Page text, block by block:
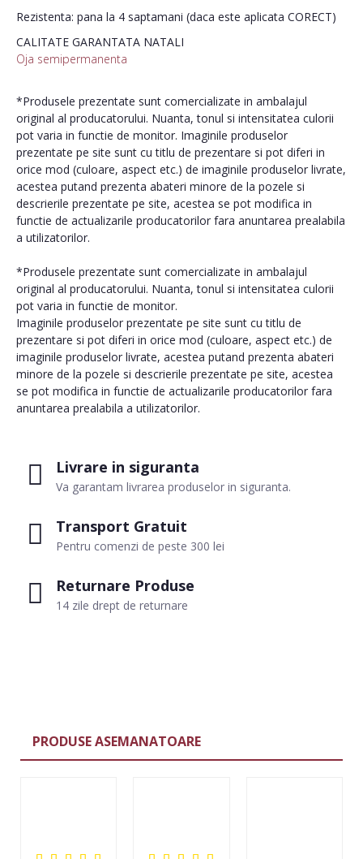
Livrare in siguranta
Va garantam livrarea produselor in siguranta.
Transport Gratuit
Pentru comenzi de peste 300 lei
Returnare Produse
14 zile drept de returnare
Rezistenta: pana la 4 saptamani (daca este aplicata CORECT)
CALITATE GARANTATA NATALI
Oja semipermanenta
*Produsele prezentate sunt comercializate in ambalajul
original al producatorului. Nuanta, tonul si intensitatea culorii
pot varia in functie de monitor. Imaginile produselor
prezentate pe site sunt cu titlu de prezentare si pot diferi in
orice mod (culoare, aspect etc.) de imaginile produselor livrate,
acestea putand prezenta abateri minore de la pozele si
descrierile prezentate pe site, acestea se pot modifica in
functie de actualizarile producatorilor fara anuntarea prealabila
a utilizatorilor.
*Produsele prezentate sunt comercializate in ambalajul
original al producatorului. Nuanta, tonul si intensitatea culorii
pot varia in functie de monitor.
Imaginile produselor prezentate pe site sunt cu titlu de
prezentare si pot diferi in orice mod (culoare, aspect etc.) de
imaginile produselor livrate, acestea putand prezenta abateri
minore de la pozele si descrierile prezentate pe site, acestea
se pot modifica in functie de actualizarile producatorilor fara
anuntarea prealabila a utilizatorilor.
PRODUSE ASEMANATOARE